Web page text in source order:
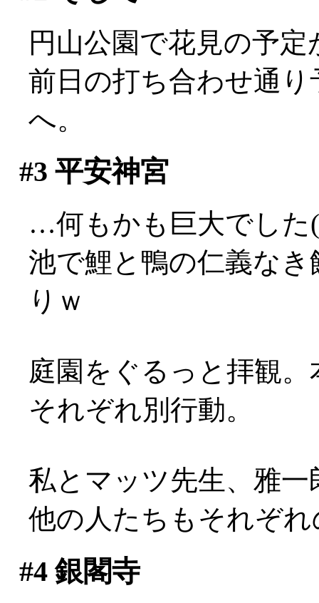
円山公園で花見の予
前日の打ち合わせ通
へ。
#3 平安神宮
…何もかも巨大でした
池で鯉と鴨の仁義な
りｗ
庭園をぐるっと拝観
それぞれ別行動。
私とマッツ先生、雅
他の人たちもそれぞ
#4銀閣寺